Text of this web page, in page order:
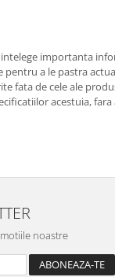
intelege importanta
a le pastra
fata de cele ale
acestuia,
noastre